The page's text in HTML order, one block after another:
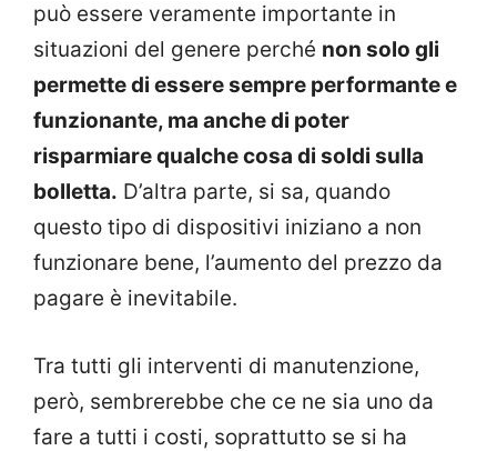
può essere veramente importante in
situazioni del genere perché non solo gli
permette di essere sempre performante e
funzionante, ma anche di poter
risparmiare qualche cosa di soldi sulla
bolletta. D’altra parte, si sa, quando
questo tipo di dispositivi iniziano a non
funzionare bene, l’aumento del prezzo da
pagare è inevitabile.
Tra tutti gli interventi di manutenzione,
però, sembrerebbe che ce ne sia uno da
fare a tutti i costi, soprattutto se si ha